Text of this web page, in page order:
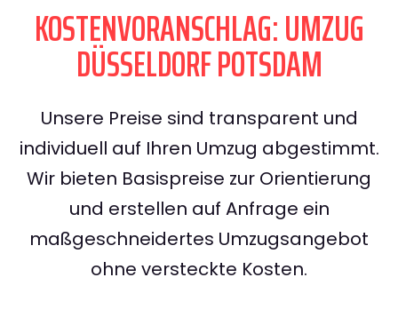
KOSTENVORANSCHLAG: UMZUG
DÜSSELDORF POTSDAM
Unsere Preise sind transparent und
individuell auf Ihren Umzug abgestimmt.
Wir bieten Basispreise zur Orientierung
und erstellen auf Anfrage ein
maßgeschneidertes Umzugsangebot
ohne versteckte Kosten.